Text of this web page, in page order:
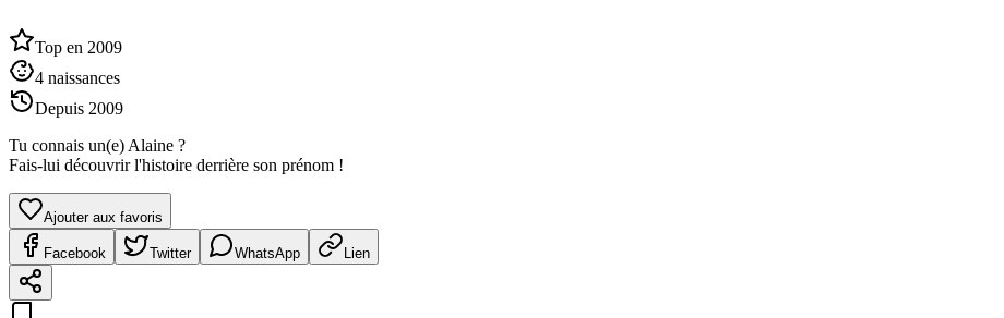
Top en 2009
4 naissances
Depuis 2009
Tu connais un(e) Alaine ?
Fais-lui découvrir l'histoire derrière son prénom !
Ajouter aux favoris
Facebook Twitter WhatsApp Lien